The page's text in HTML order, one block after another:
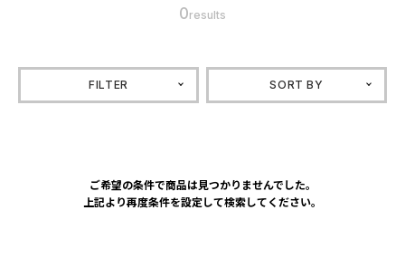
0results
FILTER SORT BY
ご希望の条件で商品は見つかりませんでした。
上記より再度条件を設定して検索してください。